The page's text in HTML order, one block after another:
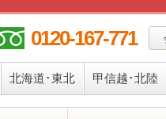
0120-167-771
北海道･東北 甲信越･北陸